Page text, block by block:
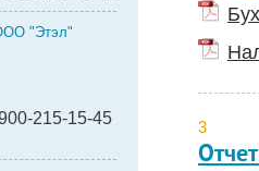
3
ООО "Этэл"
215-15-45